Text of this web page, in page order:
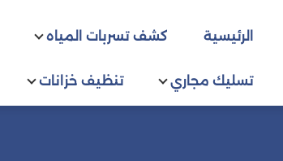
الرئيسية كشف تسربات المياه
تسليك مجاري تنظيف خزانات